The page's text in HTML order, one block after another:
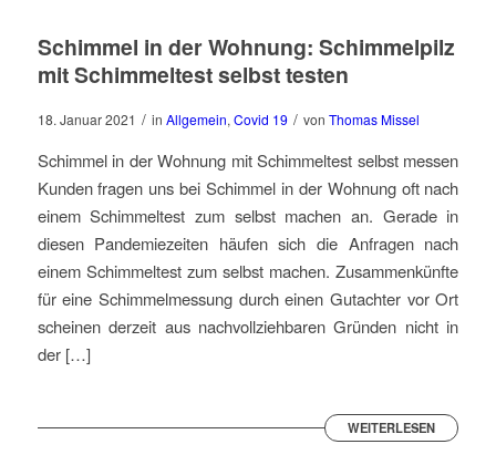
Schimmel in der Wohnung: Schimmelpilz
mit Schimmeltest selbst testen
18. Januar 2021 / in Allgemein, Covid 19 / von Thomas Missel
Schimmel in der Wohnung mit Schimmeltest selbst messen
Kunden fragen uns bei Schimmel in der Wohnung oft nach
einem Schimmeltest zum selbst machen an. Gerade in
diesen Pandemiezeiten häufen sich die Anfragen nach
einem Schimmeltest zum selbst machen. Zusammenkünfte
für eine Schimmelmessung durch einen Gutachter vor Ort
scheinen derzeit aus nachvollziehbaren Gründen nicht in
der […]
WEITERLESEN